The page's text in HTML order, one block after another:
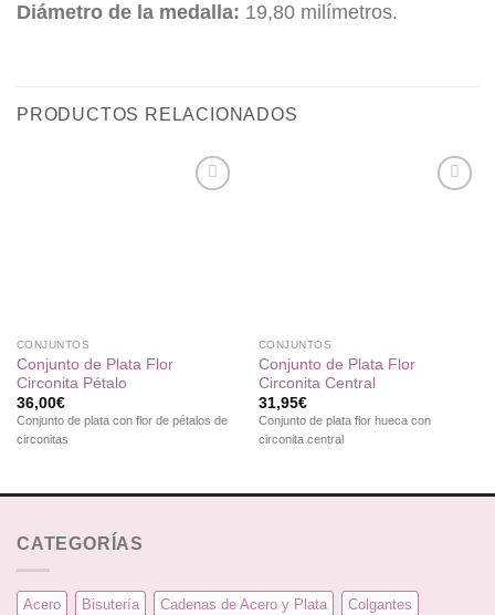
Diámetro de la medalla: 19,80 milímetros.
PRODUCTOS RELACIONADOS
CONJUNTOS
Conjunto de Plata Flor
Circonita Pétalo
36,00€
Conjunto de plata con flor de pétalos de
circonitas
CONJUNTOS
Conjunto de Plata Flor
Circonita Central
31,95€
Conjunto de plata flor hueca con
circonita central
CATEGORÍAS
Acero Bisutería Cadenas de Acero y Plata Colgantes